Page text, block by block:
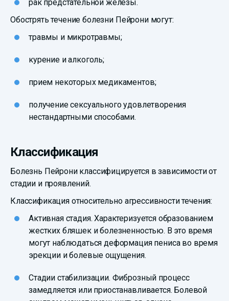
рак предстательной железы.
Обострять течение болезни Пейрони могут:
травмы и микротравмы;
курение и алкоголь;
прием некоторых медикаментов;
получение сексуального удовлетворения
нестандартными способами.
Классификация
Болезнь Пейрони классифицируется в зависимости от
стадии и проявлений.
Классификация относительно агрессивности течения:
Активная стадия. Характеризуется образованием
жестких бляшек и болезненностью. В это время
могут наблюдаться деформация пениса во время
эрекции и болевые ощущения.
Стадии стабилизации. Фиброзный процесс
замедляется или приостанавливается. Болевой